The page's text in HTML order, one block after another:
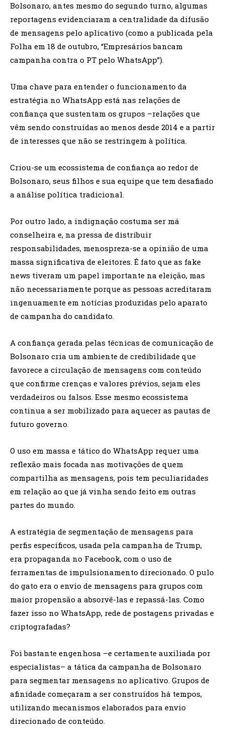
Bolsonaro, antes mesmo do segundo turno, algumas
reportagens evidenciaram a centralidade da difusão
de mensagens pelo aplicativo (como a publicada pela
Folha em 18 de outubro, “Empresários bancam
campanha contra o PT pelo WhatsApp”).
Uma chave para entender o funcionamento da
estratégia no WhatsApp está nas relações de
confiança que sustentam os grupos –relações que
vêm sendo construídas ao menos desde 2014 e a partir
de interesses que não se restringem à política.
Criou-se um ecossistema de confiança ao redor de
Bolsonaro, seus filhos e sua equipe que tem desafiado
a análise política tradicional.
Por outro lado, a indignação costuma ser má
conselheira e, na pressa de distribuir
responsabilidades, menospreza-se a opinião de uma
massa significativa de eleitores. É fato que as fake
news tiveram um papel importante na eleição, mas
não necessariamente porque as pessoas acreditaram
ingenuamente em notícias produzidas pelo aparato
de campanha do candidato.
A confiança gerada pelas técnicas de comunicação de
Bolsonaro cria um ambiente de credibilidade que
favorece a circulação de mensagens com conteúdo
que confirme crenças e valores prévios, sejam eles
verdadeiros ou falsos. Esse mesmo ecossistema
continua a ser mobilizado para aquecer as pautas de
futuro governo.
O uso em massa e tático do WhatsApp requer uma
reflexão mais focada nas motivações de quem
compartilha as mensagens, pois tem peculiaridades
em relação ao que já vinha sendo feito em outras
partes do mundo.
A estratégia de segmentação de mensagens para
perfis específicos, usada pela campanha de Trump,
era propaganda no Facebook, com o uso de
ferramentas de impulsionamento direcionado. O pulo
do gato era o envio de mensagens para grupos com
maior propensão a absorvê-las e repassá-las. Como
fazer isso no WhatsApp, rede de postagens privadas e
criptografadas?
Foi bastante engenhosa –e certamente auxiliada por
especialistas– a tática da campanha de Bolsonaro
para segmentar mensagens no aplicativo. Grupos de
afinidade começaram a ser construídos há tempos,
utilizando mecanismos elaborados para envio
direcionado de conteúdo.